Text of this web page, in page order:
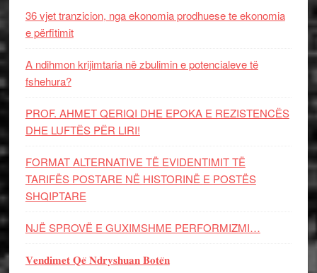
36 vjet tranzicion, nga ekonomia prodhuese te ekonomia
e përfitimit
A ndihmon krijimtaria në zbulimin e potencialeve të
fshehura?
PROF. AHMET QERIQI DHE EPOKA E REZISTENCЁS
DHE LUFTЁS PЁR LIRI!
FORMAT ALTERNATIVE TË EVIDENTIMIT TË
TARIFËS POSTARE NË HISTORINË E POSTËS
SHQIPTARE
NJË SPROVË E GUXIMSHME PERFORMIZMI…
𝐕𝐞𝐧𝐝𝐢𝐦𝐞𝐭 𝐐𝐞̈ 𝐍𝐝𝐫𝐲𝐬𝐡𝐮𝐚𝐧 𝐁𝐨𝐭𝐞̈𝐧